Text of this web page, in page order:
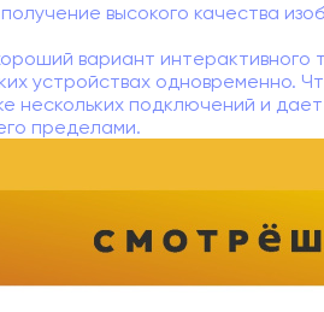
высокого качества
вариант интерактивного
устройствах одновременно.
нескольких подключений и
пределами.